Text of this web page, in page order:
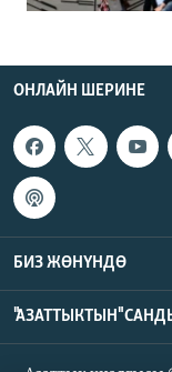
ОНЛАЙН ШЕРИНЕ
БИЗ ЖӨНҮНДӨ
"АЗАТТЫКТЫН"